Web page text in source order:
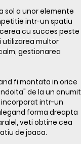
sol a unor elemente
intr-un spatiu
cu succes peste
multor
gestionarea
fi montata in orice
de la un anumit
intr-un
forma dreapta
veti obtine cea
de joaca.